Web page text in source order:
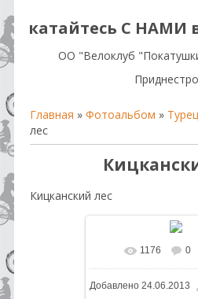
катайтесь С НАМИ
OO "Велоклуб
Главная » Фотоальбом »
лес
Кицканский лес
В реальном
/ 323.9Kb
1176 0
Добавлено 24.06.2013